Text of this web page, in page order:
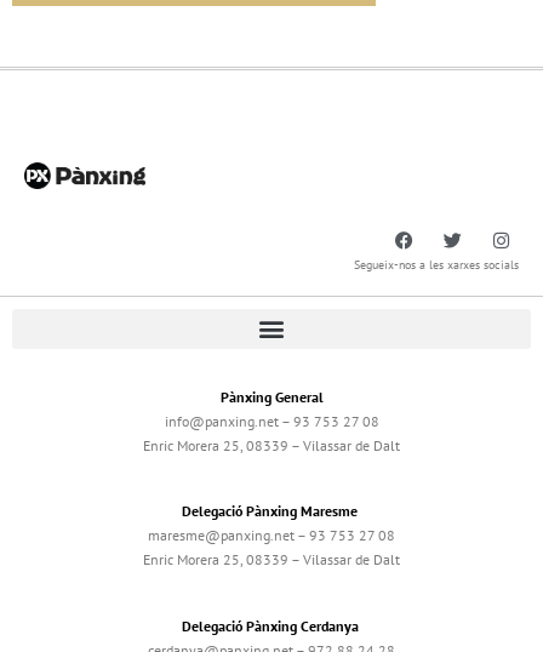
Segueix-nos a les xarxes socials
Pànxing General
info@panxing.net – 93 753 27 08
Enric Morera 25, 08339 – Vilassar de Dalt
Delegació Pànxing Maresme
maresme@panxing.net – 93 753 27 08
Enric Morera 25, 08339 – Vilassar de Dalt
Delegació Pànxing Cerdanya